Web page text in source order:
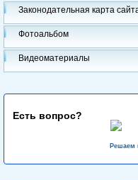
Законодательная карта
Фотоальбом
Видеоматериалы
Есть вопрос?
Решаем